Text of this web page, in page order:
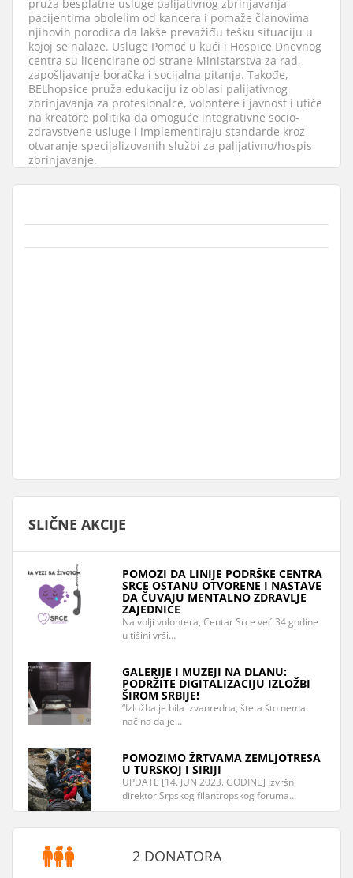
pruža besplatne usluge palijativnog zbrinjavanja
pacijentima obolelim od kancera i pomaže članovima
njihovih porodica da lakše prevažiđu tešku situaciju u
kojoj se nalaze. Usluge Pomoć u kući i Hospice Dnevnog
centra su licencirane od strane Ministarstva za rad,
zapošljavanje boračka i socijalna pitanja. Takođe,
BELhopsice pruža edukaciju iz oblasi palijativnog
zbrinjavanja za profesionalce, volontere i javnost i utiče
na kreatore politika da omoguće integrativne socio-
zdravstvene usluge i implementiraju standarde kroz
otvaranje specijalizovanih službi za palijativno/hospis
zbrinjavanje.
SLIČNE AKCIJE
POMOZI DA LINIJE PODRŠKE CENTRA
SRCE OSTANU OTVORENE I NASTAVE
DA ČUVAJU MENTALNO ZDRAVLJE
ZAJEDNICE
Na volji volontera, Centar Srce već 34 godine
u tišini vrši…
GALERIJE I MUZEJI NA DLANU:
PODRŽITE DIGITALIZACIJU IZLOŽBI
ŠIROM SRBIJE!
“Izložba je bila izvanredna, šteta što nema
načina da je…
POMOZIMO ŽRTVAMA ZEMLJOTRESA
U TURSKOJ I SIRIJI
UPDATE [14. JUN 2023. GODINE] Izvršni
direktor Srpskog filantropskog foruma…
2 DONATORA